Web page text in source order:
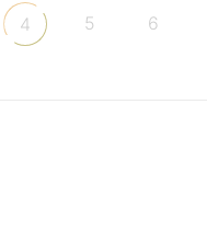
4 5 6